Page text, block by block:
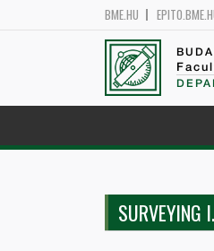
BME.HU
SURVEYING I.